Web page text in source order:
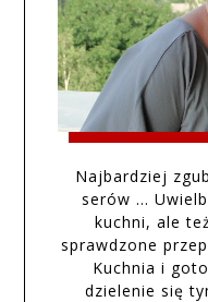
Najbardziej
serów …
kuchni, ale
sprawdzone
Kuchnia i
dzielenie się